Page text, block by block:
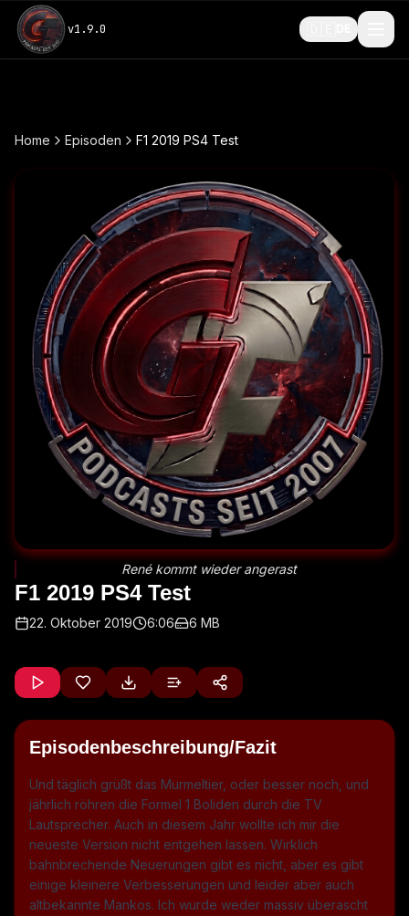
v1.9.0
Home Episoden F1 2019 PS4 Test
René kommt wieder angerast
F1 2019 PS4 Test
22. Oktober 2019 6:06 6 MB
Episodenbeschreibung/Fazit
Und täglich grüßt das Murmeltier, oder besser noch, und
jährlich röhren die Formel 1 Boliden durch die TV
Lautsprecher. Auch in diesem Jahr wollte ich mir die
neueste Version nicht entgehen lassen. Wirklich
bahnbrechende Neuerungen gibt es nicht, aber es gibt
einige kleinere Verbesserungen und leider aber auch
altbekannte Mankos. Ich wurde weder massiv überascht